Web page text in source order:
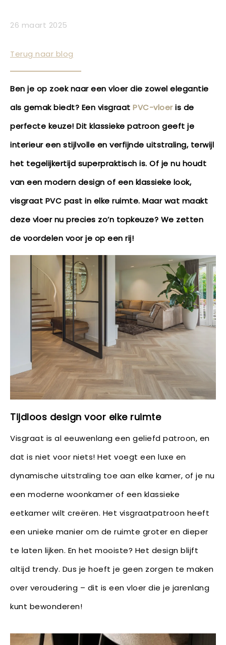
26 maart 2025
Terug naar blog
Ben je op zoek naar een vloer die zowel elegantie
als gemak biedt? Een visgraat PVC-vloeris de
perfecte keuze! Dit klassieke patroon geeft je
interieur een stijlvolle en verfijnde uitstraling, terwijl
het tegelijkertijd superpraktisch is. Of je nu houdt
van een modern design of een klassieke look,
visgraat PVC past in elke ruimte. Maar wat maakt
deze vloer nu precies zo’n topkeuze? We zetten
de voordelen voor je op een rij!
Tijdloos design voor elke ruimte
Visgraat is al eeuwenlang een geliefd patroon, en
dat is niet voor niets! Het voegt een luxe en
dynamische uitstraling toe aan elke kamer, of je nu
een moderne woonkamer of een klassieke
eetkamer wilt creëren. Het visgraatpatroon heeft
een unieke manier om de ruimte groter en dieper
te laten lijken. En het mooiste? Het design blijft
altijd trendy. Dus je hoeft je geen zorgen te maken
over veroudering – dit is een vloer die je jarenlang
kunt bewonderen!